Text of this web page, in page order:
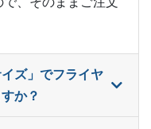
ズ」でフライヤ
か？